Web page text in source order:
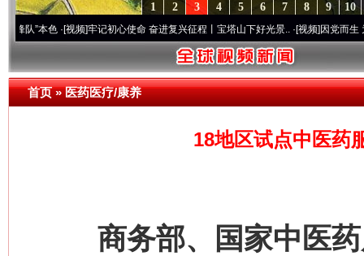
10
9
8
7
6
5
4
3
2
1
·[视频]牢记初心使命 奋进复兴征程丨宝塔山下好光景..·[视频]因党而生 为党而战
首页»医药医疗/康养
18地区试点中医药
商务部、国家中医药